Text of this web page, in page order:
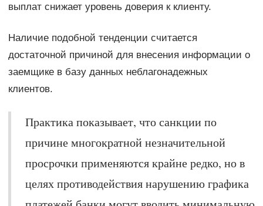
выплат снижает уровень доверия к клиенту.
Наличие подобной тенденции считается
достаточной причиной для внесения информации о
заемщике в базу данных неблагонадежных
клиентов.
Практика показывает, что санкции по
причине многократной незначительной
просрочки применяются крайне редко, но в
целях противодействия нарушению графика